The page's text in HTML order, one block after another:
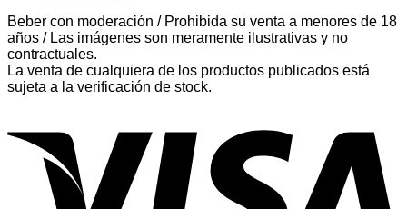
Beber con moderación / Prohibida su venta a menores de 18
años / Las imágenes son meramente ilustrativas y no
contractuales.
La venta de cualquiera de los productos publicados está
sujeta a la verificación de stock.